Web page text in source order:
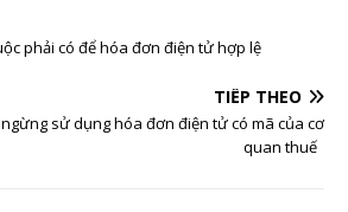
phải có để hóa đơn điện tử hợp lệ
TIẾP THEO
sử dụng hóa đơn điện tử có mã của cơ
quan thuế